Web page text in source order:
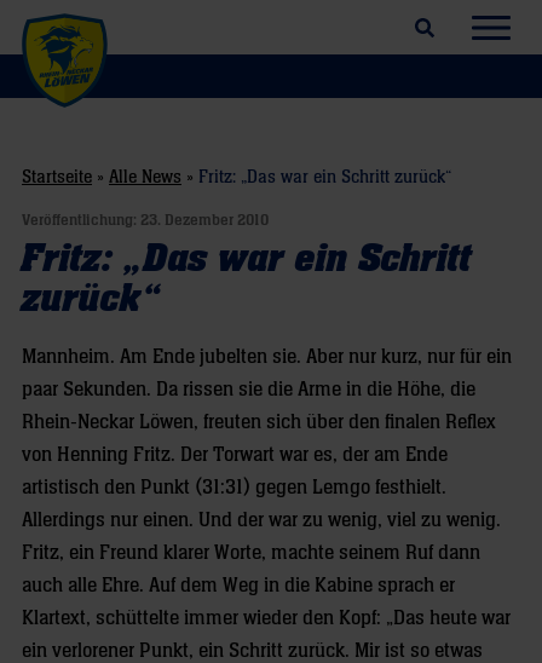
Suchfeld öffnen
Startseite » Alle News » Fritz: „Das war ein Schritt zurück“
Veröffentlichung: 23. Dezember 2010
Fritz: „Das war ein Schritt
zurück“
Mannheim. Am Ende jubelten sie. Aber nur kurz, nur für ein
paar Sekunden. Da rissen sie die Arme in die Höhe, die
Rhein-Neckar Löwen, freuten sich über den finalen Reflex
von Henning Fritz. Der Torwart war es, der am Ende
artistisch den Punkt (31:31) gegen Lemgo festhielt.
Allerdings nur einen. Und der war zu wenig, viel zu wenig.
Fritz, ein Freund klarer Worte, machte seinem Ruf dann
auch alle Ehre. Auf dem Weg in die Kabine sprach er
Klartext, schüttelte immer wieder den Kopf: „Das heute war
ein verlorener Punkt, ein Schritt zurück. Mir ist so etwas